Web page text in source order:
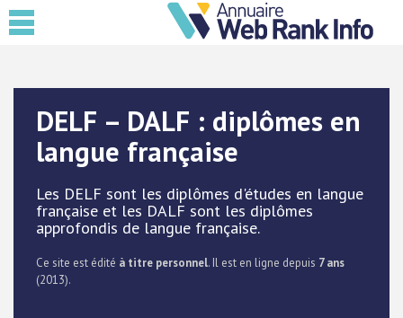
DELF – DALF : diplômes en
langue française
Les DELF sont les diplômes d'études en langue
française et les DALF sont les diplômes
approfondis de langue française.
Ce site est édité à titre personnel. Il est en ligne depuis 7 ans
(2013).